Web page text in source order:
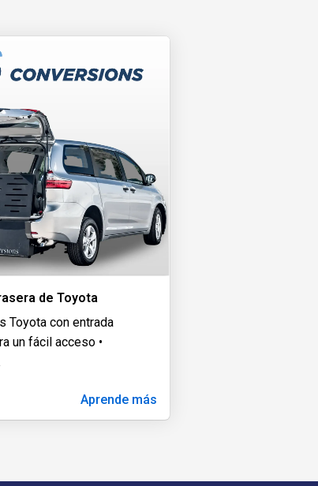
de Toyota
Toyota con entrada
un fácil acceso •
Aprende más